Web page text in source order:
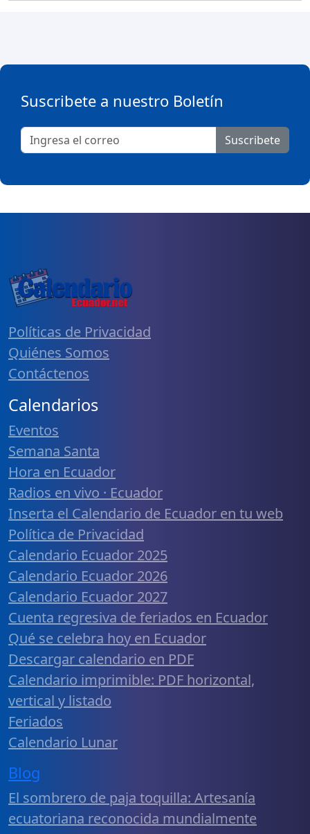
Suscribete a nuestro Boletín
Suscribete
Políticas de Privacidad
Quiénes Somos
Contáctenos
Calendarios
Eventos
Semana Santa
Hora en Ecuador
Radios en vivo · Ecuador
Inserta el Calendario de Ecuador en tu web
Política de Privacidad
Calendario Ecuador 2025
Calendario Ecuador 2026
Calendario Ecuador 2027
Cuenta regresiva de feriados en Ecuador
Qué se celebra hoy en Ecuador
Descargar calendario en PDF
Calendario imprimible: PDF horizontal,
vertical y listado
Feriados
Calendario Lunar
Blog
El sombrero de paja toquilla: Artesanía
ecuatoriana reconocida mundialmente